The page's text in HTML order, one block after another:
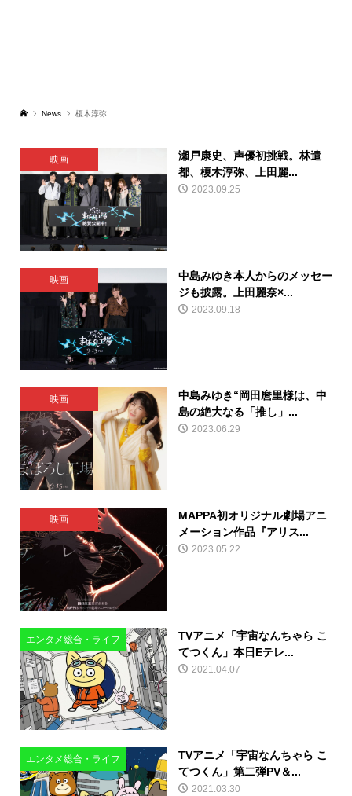
News 榎木淳弥
映画
瀬戸康史、声優初挑戦。林遣
都、榎木淳弥、上田麗...
2023.09.25
映画
中島みゆき本人からのメッセー
ジも披露。上田麗奈×...
2023.09.18
映画
中島みゆき“岡田麿里様は、中
島の絶大なる「推し」...
2023.06.29
映画
MAPPA初オリジナル劇場アニ
メーション作品『アリス...
2023.05.22
エンタメ総合・ライフ
TVアニメ「宇宙なんちゃら こ
てつくん」本日Eテレ...
2021.04.07
エンタメ総合・ライフ
TVアニメ「宇宙なんちゃら こ
てつくん」第二弾PV＆...
2021.03.30